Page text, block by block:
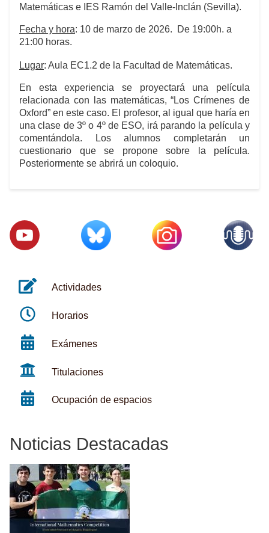
Matemáticas e IES Ramón del Valle-Inclán (Sevilla).
Fecha y hora: 10 de marzo de 2026. De 19:00h. a
21:00 horas.
Lugar: Aula EC1.2 de la Facultad de Matemáticas.
En esta experiencia se proyectará una película
relacionada con las matemáticas, “Los Crímenes de
Oxford” en este caso. El profesor, al igual que haría en
una clase de 3º o 4º de ESO, irá parando la película y
comentándola. Los alumnos completarán un
cuestionario que se propone sobre la película.
Posteriormente se abrirá un coloquio.
Actividades
Horarios
Exámenes
Titulaciones
Ocupación de espacios
Noticias Destacadas